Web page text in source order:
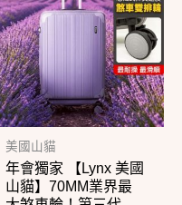
美國山貓
年會獨家 【Lynx 美國
山貓】70MM業界最
品
有
多
種
款
可
在